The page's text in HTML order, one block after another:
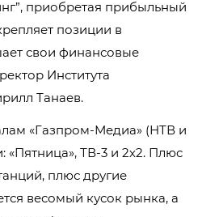
приобретая прибыльный
позиции в
свои финансовые
Института
Танаев.
«Газпром-Медиа» (НТВ и
«Пятница», ТВ-3 и 2х2. Плюс
плюс другие
весомый кусок рынка, а